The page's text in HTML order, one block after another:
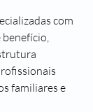
com
benefício,
familiares e